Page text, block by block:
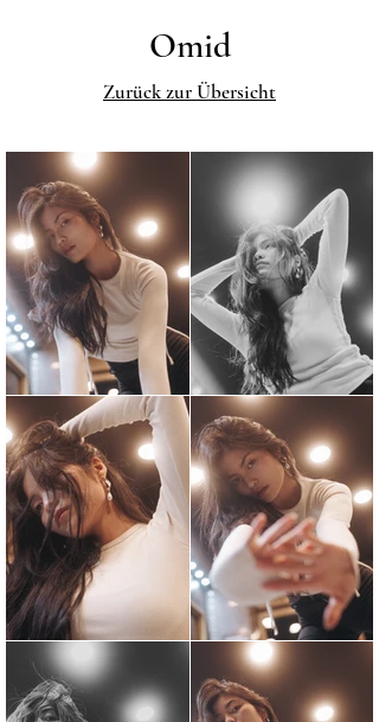
Omid
Zurück zur Übersicht